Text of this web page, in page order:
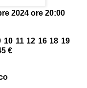
2024 ore 20:00
10 11 12 16 18 19
€